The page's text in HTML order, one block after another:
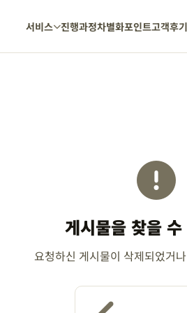
서비스 진행과정차별화포인트고객후기
게시물을 찾을
요청하신 게시물이 삭제되었거